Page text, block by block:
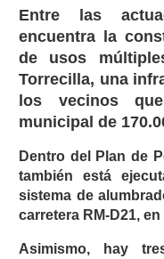
Entre las
encuentra la
de usos
Torrecilla, una
los vecinos
municipal de
Dentro del Plan de
también está
sistema de
carretera RM-D21,
Asimismo, hay